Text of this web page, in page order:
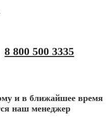
8 800 500 3335
и в ближайшее время
наш менеджер